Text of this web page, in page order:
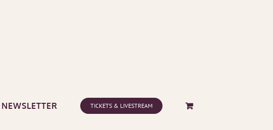
NEWSLETTER TICKETS & LIVESTREAM